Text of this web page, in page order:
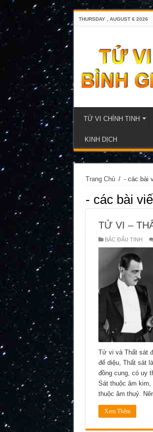
THURSDAY , AUGUST 6 2026
TỬ VI CHÍNH TINH
KINH DỊCH
Trang Chủ / - các bài
- các bài
TỬ VI –
BẮC ĐẨU TINH
Tử vi và Thất sát
đế diệu, Thất sát
đồng cung, có uy
Sát thuộc âm kim,
thuộc âm thuỷ.
Xem Thêm